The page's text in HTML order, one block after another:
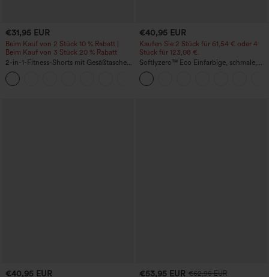
€31,95 EUR
Beim Kauf von 2 Stück 10 % Rabatt |
Beim Kauf von 3 Stück 20 % Rabatt
2-in-1-Fitness-Shorts mit Gesäßtasche
und seitlicher versteckter Tasche 6,3 cm
€40,95 EUR
Kaufen Sie 2 Stück für 61,54 € oder 4
Stück für 123,08 €.
Softlyzero™ Eco Einfarbige, schmale,
hoch taillierte Wanderhose mit
mehreren Taschen
€40,95 EUR €53,95 EUR €62,95 EUR